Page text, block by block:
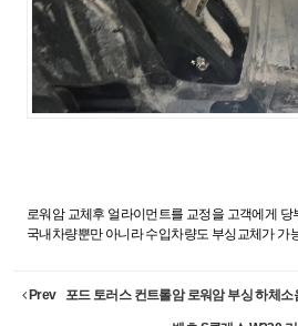
로워암 교체후 얼라이먼트를 교정을 고객에게
국내차량뿐만 아니라 수입차량도 부싱교체가 가
Prev 포드 토러스 컨트롤암 로워암 부싱 하체소